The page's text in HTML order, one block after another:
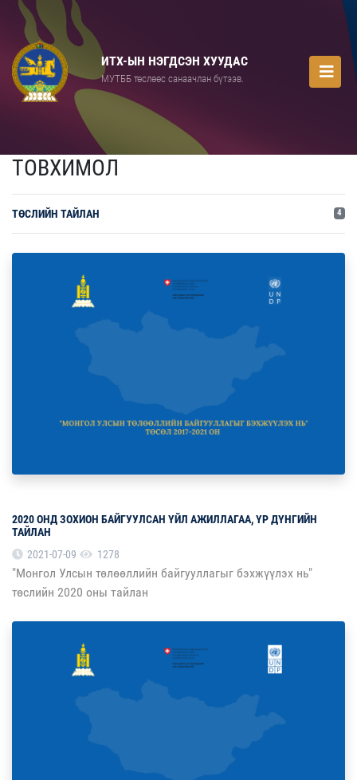
ИТХ-ЫН НЭГДСЭН ХУУДАС
МУТББ төслөөс санаачлан бүтээв.
ТОВХИМОЛ
ТӨСЛИЙН ТАЙЛАН 4
2020 ОНД ЗОХИОН БАЙГУУЛСАН ҮЙЛ АЖИЛЛАГАА, ҮР ДҮНГИЙН
ТАЙЛАН
2021-07-09
1278
"Монгол Улсын төлөөллийн байгууллагыг бэхжүүлэх нь"
төслийн 2020 оны тайлан